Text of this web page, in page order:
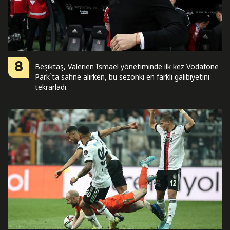
8
Beşiktaş, Valerien Ismael yönetiminde ilk kez Vodafone
Park`ta sahne alırken, bu sezonki en farklı galibiyetini
tekrarladı.